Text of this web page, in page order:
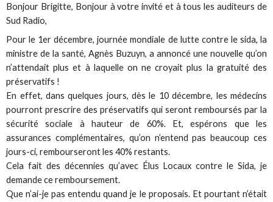
Bonjour Brigitte, Bonjour à votre invité et à tous les auditeurs de
Sud Radio,
Pour le 1er décembre, journée mondiale de lutte contre le sida, la
ministre de la santé, Agnès Buzuyn, a annoncé une nouvelle qu’on
n’attendait plus et à laquelle on ne croyait plus la gratuité des
préservatifs !
En effet, dans quelques jours, dès le 10 décembre, les médecins
pourront prescrire des préservatifs qui seront remboursés par la
sécurité sociale à hauteur de 60%. Et, espérons que les
assurances complémentaires, qu’on n’entend pas beaucoup ces
jours-ci, rembourseront les 40% restants.
Cela fait des décennies qu’avec Élus Locaux contre le Sida, je
demande ce remboursement.
Que n’ai-je pas entendu quand je le proposais. Et pourtant n’était